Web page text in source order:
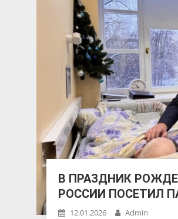
В ПРАЗДНИК
РОССИИ ПОСЕТИЛ
12.01.2026 Admin